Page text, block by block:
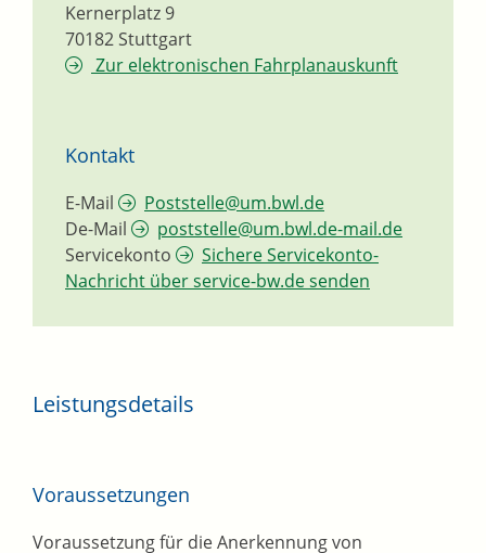
Kernerplatz 9
70182Stuttgart
Zur elektronischen Fahrplanauskunft
Kontakt
E-Mail
Poststelle@um.bwl.de
De-Mail
poststelle@um.bwl.de-mail.de
Servicekonto
Sichere Servicekonto-
Nachricht über service-bw.de senden
Leistungsdetails
Voraussetzungen
Voraussetzung für die Anerkennung von